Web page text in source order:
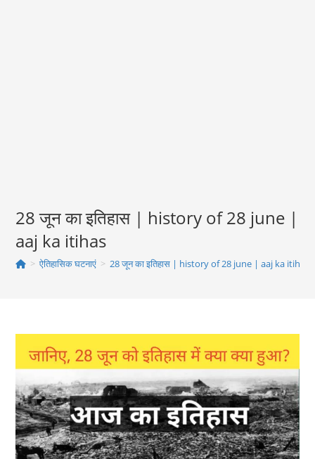
28 जून का इतिहास | history of 28 june |
aaj ka itihas
> ऐतिहासिक घटनाएं > 28 जून का इतिहास | history of 28 june | aaj ka itihas